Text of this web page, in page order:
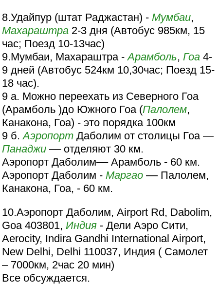
8.Удайпур (штат Раджастан) - Мумбаи,
Махараштра 2-3 дня (Автобус 985км, 15
час; Поезд 10-13час)
9.Мумбаи, Махараштра -Арамболь, Гоа 4-
9 дней (Автобус 524км 10,30час; Поезд 15-
18 час).
9 а. Можно переехать из Северного Гоа
(Арамболь )до Южного Гоа (Палолем,
Канакона, Гоа) - это порядка 100км
9 б.Аэропорт Даболим от столицы Гоа —
Панаджи –– отделяют 30 км.
Аэропорт Даболим–– Арамболь - 60 км.
Аэропорт Даболим - Маргао –– Палолем,
Канакона, Гоа, - 60 км.
10.Аэропорт Даболим, Airport Rd, Dabolim,
Goa 403801,Индия - Дели Аэро Сити,
Aerocity, Indira Gandhi International Airport,
New Delhi, Delhi 110037, Индия ( Самолет
– 7000км, 2час 20 мин)
Все обсуждается.